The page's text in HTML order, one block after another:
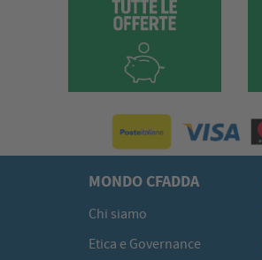
MONDO CFADDA
Chi siamo
Etica e Governance